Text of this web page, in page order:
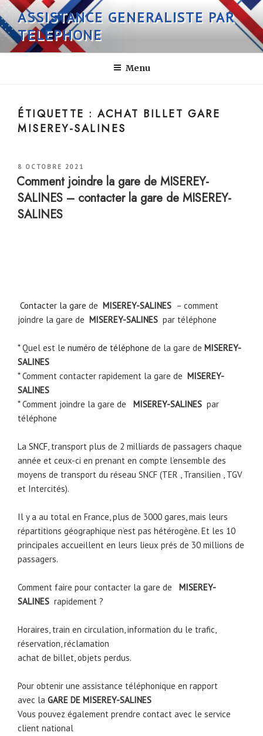
Aller
au
contenu
principal
ASSISTANCE GENERALISTE PAR
TELEPHONE
Menu
ÉTIQUETTE :ACHAT BILLET GARE
MISEREY-SALINES
PUBLIÉ
LE
8 OCTOBRE 2021
Comment joindre la gare de MISEREY-
SALINES – contacter la gare de MISEREY-
SALINES
Contacter la gare de MISEREY-SALINES – comment
joindre la gare de MISEREY-SALINES par téléphone
* Quel est le numéro de téléphone de la gare de MISEREY-
SALINES
* Comment contacter rapidement la gare de MISEREY-
SALINES
* Comment joindre la gare de
MISEREY-SALINES par
téléphone
La SNCF, transport plus de 2 milliards de passagers chaque
année et ceux-ci en prenant en compte l’ensemble des
moyens de transport du réseau SNCF (TER , Transilien , TGV
et Intercités).
Il y a au total en France, plus de 3000 gares, mais leurs
répartitions géographique n’est pas hétérogène. Et les 10
principales accueillent en leurs lieux prés de 30 millions de
passagers.
Comment faire pour contacter la gare de
MISEREY-
SALINES rapidement ?
Horaires, train en circulation, information du le trafic,
réservation, réclamation
achat de billet, objets perdus.
Pour obtenir une assistance téléphonique en rapport
avec la GARE DE MISEREY-SALINES
Vous pouvez également prendre contact avec le service
client national